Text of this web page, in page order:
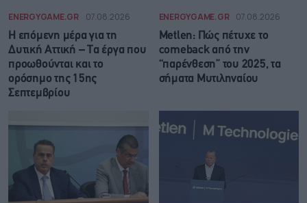
ENERGYGAME.GR 07.08.2026
Η επόμενη μέρα για τη
Δυτική Αττική – Τα έργα που
προωθούνται και το
ορόσημο της 15ης
Σεπτεμβρίου
ENERGYGAME.GR 07.08.2026
Metlen: Πώς πέτυχε το
comeback από την
“παρένθεση” του 2025, τα
σήματα Μυτιληναίου